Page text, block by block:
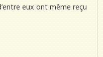
eux ont même reçu